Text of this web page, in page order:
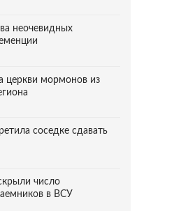
неочевидных
церкви мормонов из
соседке сдавать
число
в ВСУ